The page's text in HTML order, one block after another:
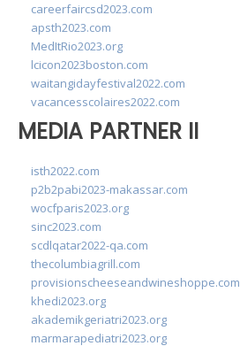
careerfaircsd2023.com
apsth2023.com
MedItRio2023.org
lcicon2023boston.com
waitangidayfestival2022.com
vacancesscolaires2022.com
MEDIA PARTNER II
isth2022.com
p2b2pabi2023-makassar.com
wocfparis2023.org
sinc2023.com
scdlqatar2022-qa.com
thecolumbiagrill.com
provisionscheeseandwineshoppe.com
khedi2023.org
akademikgeriatri2023.org
marmarapediatri2023.org